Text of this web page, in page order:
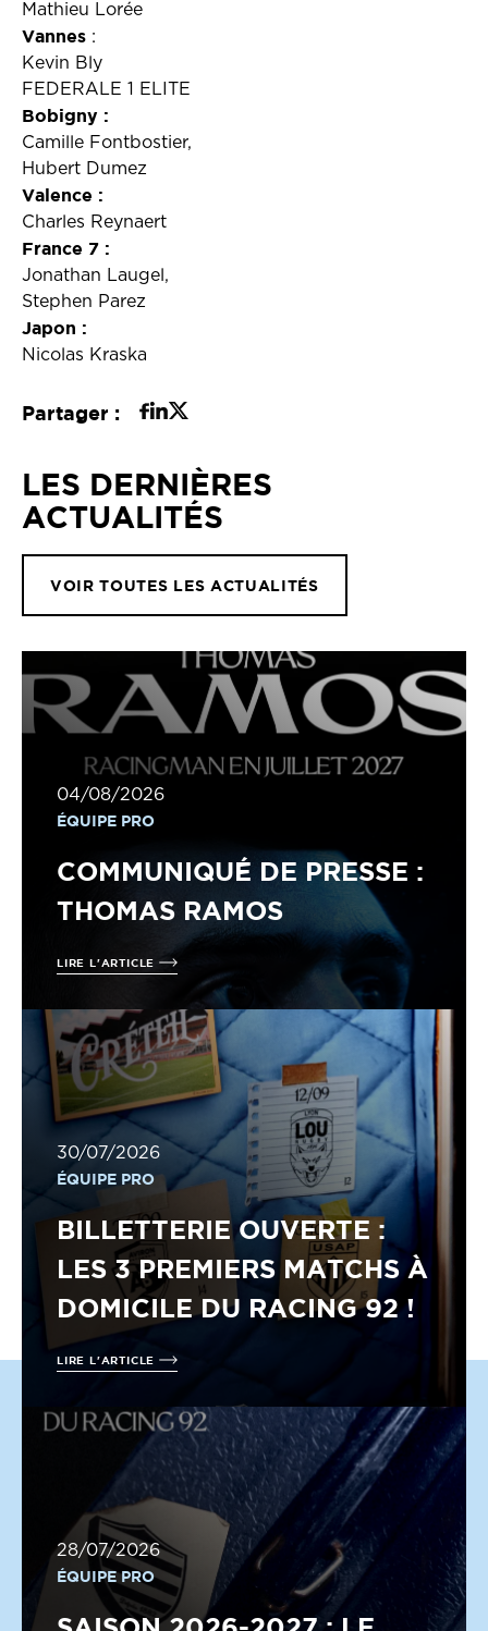
Mathieu Lorée
Vannes :
Kevin Bly
FEDERALE 1 ELITE
Bobigny :
Camille Fontbostier,
Hubert Dumez
Valence :
Charles Reynaert
France 7 :
Jonathan Laugel,
Stephen Parez
Japon :
Nicolas Kraska
Partager :
LES DERNIÈRES
ACTUALITÉS
VOIR TOUTES LES ACTUALITÉS
04/08/2026
ÉQUIPE PRO
COMMUNIQUÉ DE PRESSE :
THOMAS RAMOS
LIRE L'ARTICLE
30/07/2026
ÉQUIPE PRO
BILLETTERIE OUVERTE :
LES 3 PREMIERS MATCHS À
DOMICILE DU RACING 92 !
LIRE L'ARTICLE
28/07/2026
ÉQUIPE PRO